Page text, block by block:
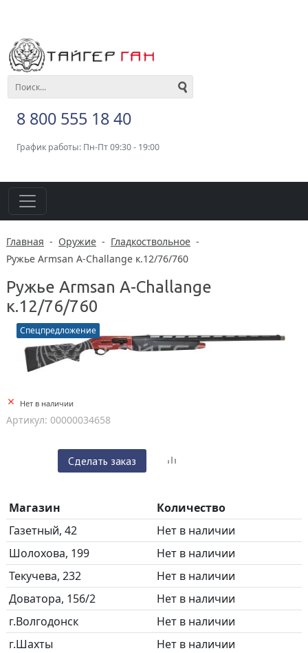
8 800 555 18 40
График работы: Пн-Пт 09:30 - 19:00
Главная - Оружие - Гладкоствольное -
Ружье Armsan A-Challange к.12/76/760
Ружье Armsan A-Challange
к.12/76/760
Спецпредложение
Нет в наличии
Артикул: 00000034658
Сделать заказ
Магазин
Количество
Газетный, 42
Нет в наличии
Шолохова, 199
Нет в наличии
Текучева, 232
Нет в наличии
Доватора, 156/2
Нет в наличии
г.Волгодонск
Нет в наличии
г.Шахты
Нет в наличии